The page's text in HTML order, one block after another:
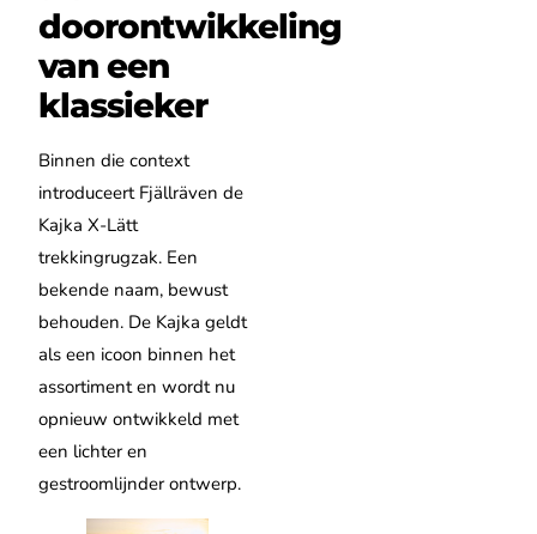
doorontwikkeling
van een
klassieker
Binnen die context
introduceert Fjällräven de
Kajka X-Lätt
trekkingrugzak. Een
bekende naam, bewust
behouden. De Kajka geldt
als een icoon binnen het
assortiment en wordt nu
opnieuw ontwikkeld met
een lichter en
gestroomlijnder ontwerp.